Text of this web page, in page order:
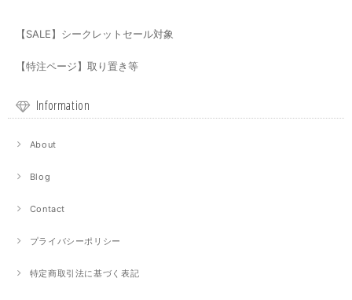
【SALE】シークレットセール対象
【特注ページ】取り置き等
Information
About
Blog
Contact
プライバシーポリシー
特定商取引法に基づく表記